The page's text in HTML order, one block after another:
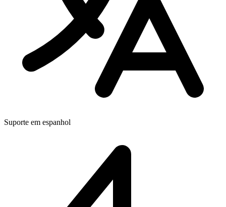
Suporte em espanhol